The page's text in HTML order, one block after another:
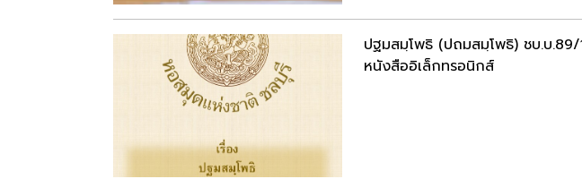
ปฐมสมฺโพธิ (ปถมสมฺโพธิ) ชบ.บ.89/
หนังสืออิเล็กทรอนิกส์